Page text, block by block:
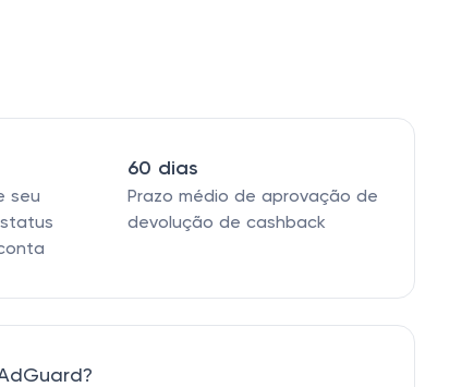
seu
60 dias
Prazo médio de aprovação de
devolução de cashback